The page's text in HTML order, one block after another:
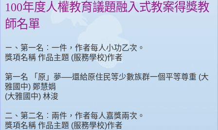
100年度人權教育議題融入式教案得獎教
師名單
ㄧ、第一名︰一件，作者每人小功乙次。
獎項名稱 作品主題 (服務學校)作者
第一名 「原」夢──還給原住民等少數族群一個平等尊重 (大
雅國中) 鄭慧娟
(大雅國中) 林浚
二、第二名︰兩件，作者每人嘉獎兩次。
獎項名稱 作品主題 (服務學校)作者